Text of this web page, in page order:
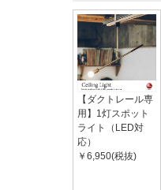
【ダクトレール専
用】1灯スポット
ライト（LED対
応）
￥6,950(税抜)